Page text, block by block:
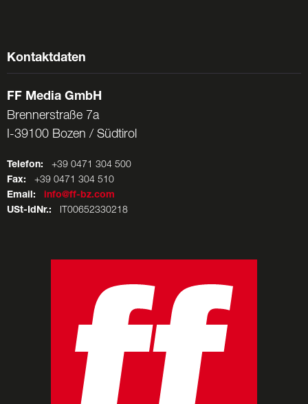
Kontaktdaten
FF Media GmbH
Brennerstraße 7a
I-39100 Bozen / Südtirol
Telefon: +39 0471 304 500
Fax: +39 0471 304 510
Email:
info@ff-bz.com
USt-IdNr.: IT00652330218